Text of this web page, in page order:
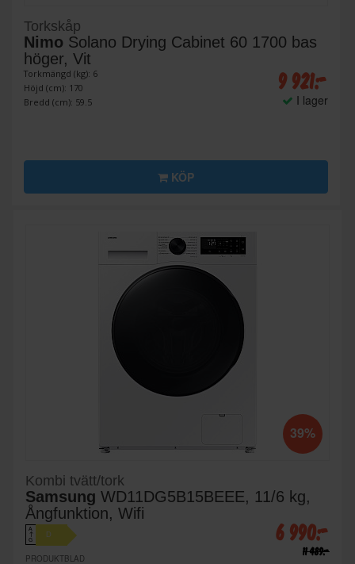
Torkskåp
Nimo Solano Drying Cabinet 60 1700 bas
höger, Vit
Torkmängd (kg): 6
Höjd (cm): 170
Bredd (cm): 59.5
9 921:-
I lager
KÖP
39%
Kombi tvätt/tork
Samsung WD11DG5B15BEEE, 11/6 kg,
Ångfunktion, Wifi
A
↑
G
D
PRODUKTBLAD
6 990:-
11 489:-